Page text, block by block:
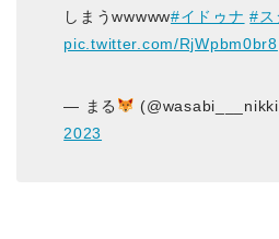
しまうwwwww#イドゥナ #ス
pic.twitter.com/RjWpbm0br8
— まる
2023